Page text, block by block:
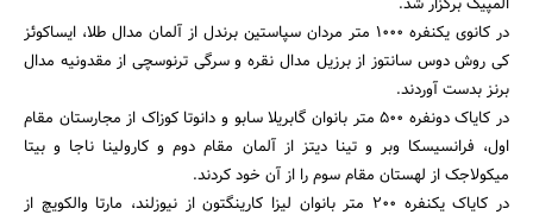
جستجو
المپیک برگزار شد.
در کانوی یکنفره 1000 متر مردان سپاستین برندل از آلمان مدال طلا، ایساکوئز
کی روش دوس سانتوز از برزیل مدال نقره و سرگی ترنوسچی از مقدونیه مدال
برنز بدست آوردند.
در کایاک دونفره 500 متر بانوان گابریلا سابو و دانوتا کوزاک از مجارستان مقام
اول، فرانسیسکا وبر و تینا دیتز از آلمان مقام دوم و کارولینا ناجا و بیتا
میکولاجک از لهستان مقام سوم را از آن خود کردند.
در کایاک یکنفره 200 متر بانوان لیزا کارینگتون از نیوزلند، مارتا والکویچ از